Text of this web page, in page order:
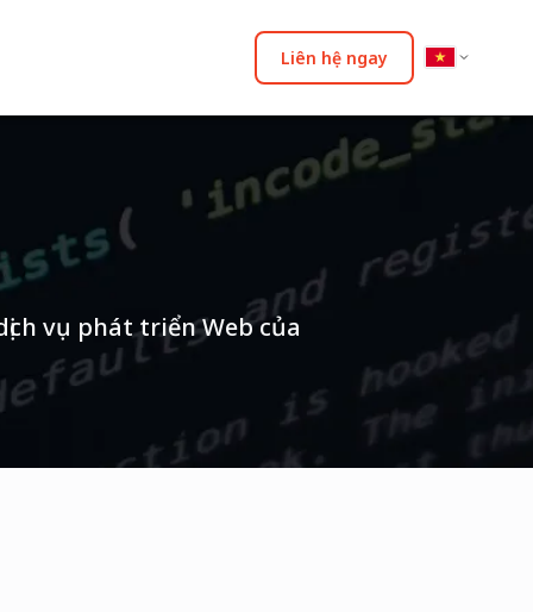
Liên hệ ngay
vụ phát triển Web của